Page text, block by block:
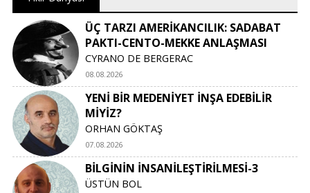
ÜÇ TARZI AMERİKANCILIK: SADABAT
PAKTI-CENTO-MEKKE ANLAŞMASI
CYRANO DE BERGERAC
08.08.2026
YENİ BİR MEDENİYET İNŞA EDEBİLİR
MİYİZ?
ORHAN GÖKTAŞ
07.08.2026
BİLGİNİN İNSANİLEŞTİRİLMESİ-3
ÜSTÜN BOL